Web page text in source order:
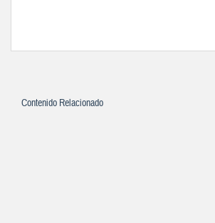
Contenido Relacionado